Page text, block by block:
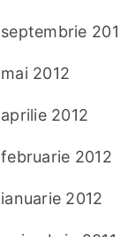
septembrie
mai 2012
aprilie 2012
februarie 2012
ianuarie 2012